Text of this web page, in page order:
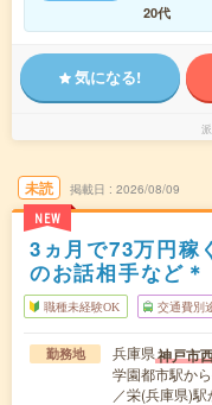
20代
気になる!
未読
NEW
掲載日 2026/08/09
3ヵ月で73万円稼
のお話相手など＊
職種未経験OK 交通費別
勤務地 兵庫県神戸市
学園都市駅か
／栄(兵庫県)